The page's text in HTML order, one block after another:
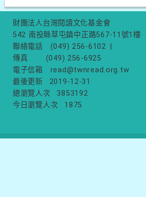
財團法人台灣閱讀文化基金會
542 南投縣草屯鎮中正路567-11號1樓
聯絡電話
(049) 256-6102
傳真
(049) 256-6925
電子信箱
read@twnread.org.tw
最後更新
2019-12-31
總瀏覽人次
3853192
今日瀏覽人次
1875